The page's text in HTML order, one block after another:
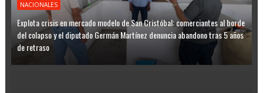
NACIONALES
Explota crisis en mercado modelo de San Cristóbal: comerciantes al borde
del colapso y el diputado Germán Martínez denuncia abandono tras 5 años
de retraso